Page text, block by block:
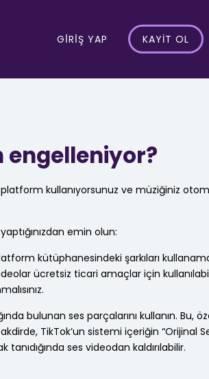
GİRİŞ YAP KAYIT OL
engelleniyor?
platform kullanıyorsunuz ve müziğiniz
emin olun:
kütüphanesindeki şarkıları
ücretsiz ticari amaçlar için
bulunan ses parçalarını kullanın. Bu,
TikTok’un sistemi içeriğin “Orijinal
tanıdığında ses videodan kaldırılabilir.